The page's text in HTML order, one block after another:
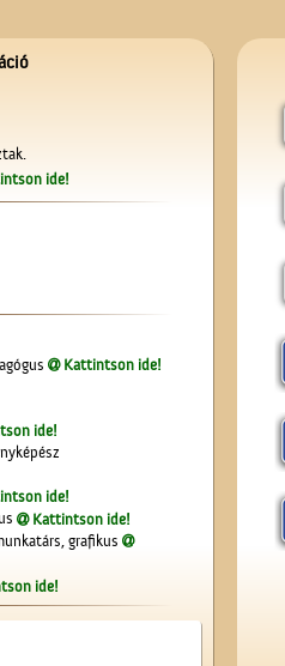
ide!
Kattintson ide!
ide!
ide!
Kattintson ide!
grafikus
ide!